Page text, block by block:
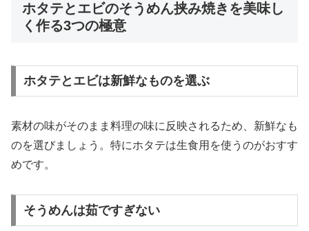
ホタテとエビのそうめん挟み焼きを美味し
く作る3つの極意
ホタテとエビは新鮮なものを選ぶ
素材の味がそのまま料理の味に反映されるため、新鮮なも
のを選びましょう。特にホタテは生食用を使うのがおすす
めです。
そうめんは茹ですぎない